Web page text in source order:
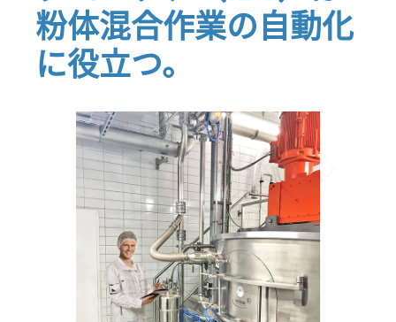
粉体混合作業の自動化
に役立つ。